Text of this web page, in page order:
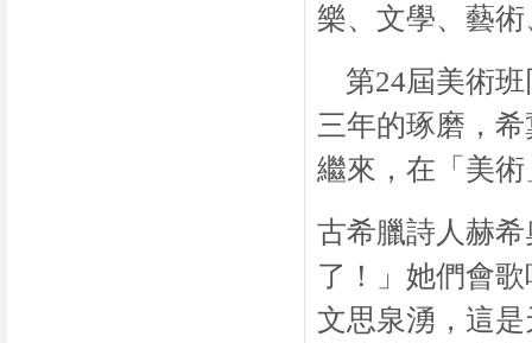
樂、文學、藝
第24屆美術
三年的琢磨，
繼來，在「美
古希臘詩人赫
了！」她們會
文思泉湧，這